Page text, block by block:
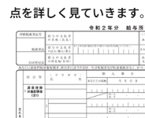
点を詳しく見ていきます。